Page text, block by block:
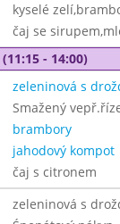
kyselé
čaj se
- 14:00)
zeleninová s
Smažený
brambory
jahodový kompot
čaj s citronem
zeleninová s